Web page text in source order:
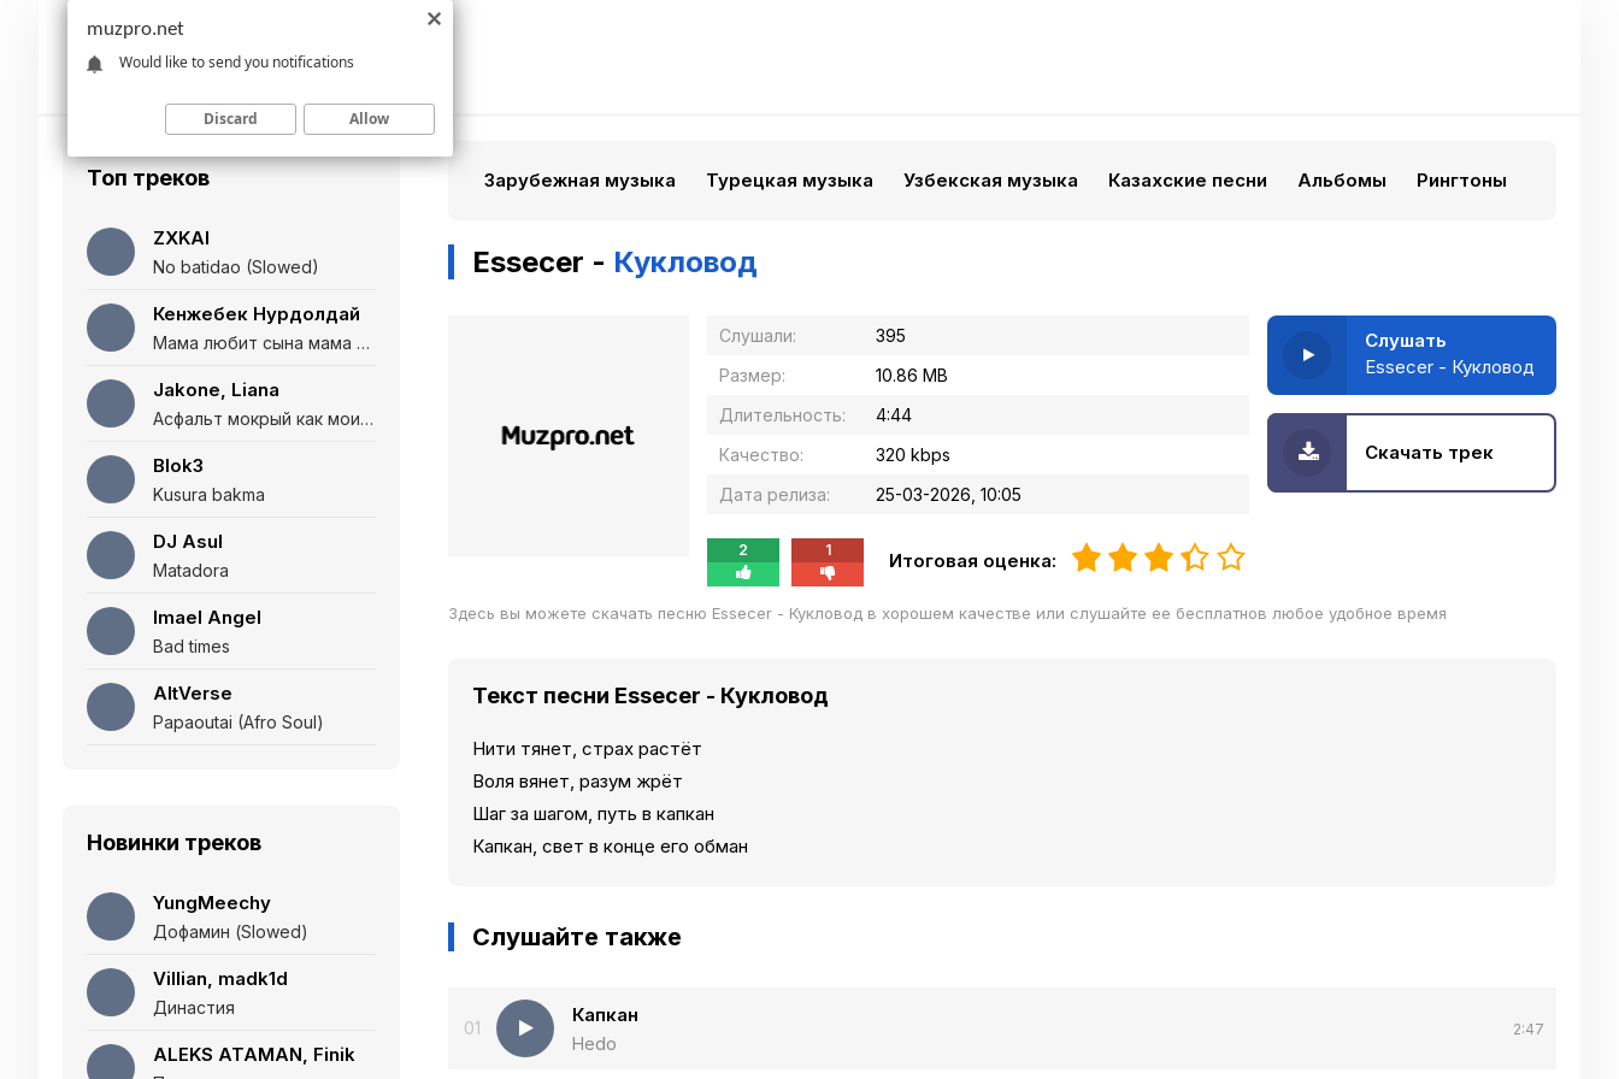
Топ треков
ZXKAI
No batidao (Slowed)
Кенжебек Нурдолдай
Мама любит сына мама любит дочь (Полная версия)
Jakone, Liana
Асфальт мокрый как мои глаза и я нарезаю
Blok3
Kusura bakma
DJ Asul
Matadora
Imael Angel
Bad times
AltVerse
Papaoutai (Afro Soul)
Новинки треков
YungMeechy
Дофамин (Slowed)
Villian, madk1d
Династия
ALEKS ATAMAN, Finik
Зарубежная музыка Турецкая музыка Узбекская музыка Казахские песни Альбомы Рингтоны
Essecer - Кукловод
Слушали:
395
Размер:
10.86 MB
Длительность:
4:44
Качество:
320 kbps
Дата релиза:
25-03-2026, 10:05
2 1 Итоговая оценка:
Слушать
Essecer - Кукловод
Скачать трек
Здесь вы можете скачать песню Essecer - Кукловод в хорошем качестве или слушайте ее бесплатнов любое удобное время
Текст песни Essecer - Кукловод
Нити тянет, страх растёт
Воля вянет, разум жрёт
Шаг за шагом, путь в капкан
Капкан, свет в конце его обман
Слушайте также
01
Капкан
Hedo
2:47
muzpro.net
Would like to send you notifications
Discard Allow